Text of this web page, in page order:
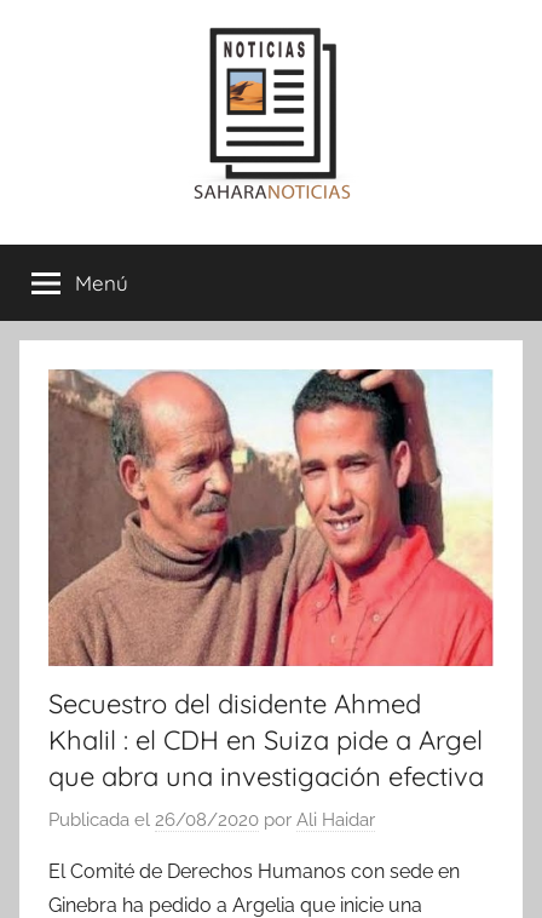
Sahara
Noticias
Menú
Secuestro del disidente Ahmed
Khalil : el CDH en Suiza pide a Argel
que abra una investigación efectiva
Publicada el 26/08/2020 por Ali Haidar
El Comité de Derechos Humanos con sede en
Ginebra ha pedido a Argelia que inicie una